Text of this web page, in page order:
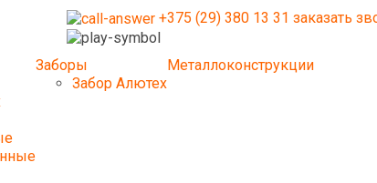
+375 (29) 380 13 31 заказать
Заборы
Забор Алютех
Металлоконструкции